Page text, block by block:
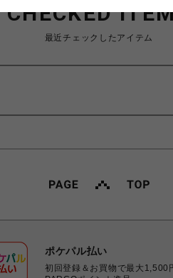
CHECKED
最近チェックしたアイテム
ポケパル払い
初回登録＆お買物で最大1,500